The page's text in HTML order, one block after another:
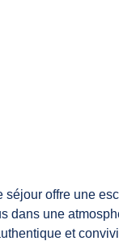
séjour offre une
dans une
et